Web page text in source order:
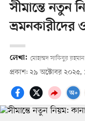
সীমান্তে নতুন
ভ্রমনকারীদের
লেখা: মোহাম্মদ সাকিবুর
প্রকাশ: ২৯ অক্টোবর ২০২৫,